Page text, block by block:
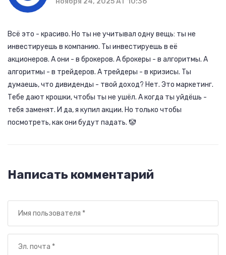
Всё это - красиво. Но ты не учитывал одну вещь: ты не
инвестируешь в компанию. Ты инвестируешь в её
акционеров. А они - в брокеров. А брокеры - в алгоритмы. А
алгоритмы - в трейдеров. А трейдеры - в кризисы. Ты
думаешь, что дивиденды - твой доход? Нет. Это маркетинг.
Тебе дают крошки, чтобы ты не ушёл. А когда ты уйдёшь -
тебя заменят. И да, я купил акции. Но только чтобы
посмотреть, как они будут падать. 🤡
Написать комментарий